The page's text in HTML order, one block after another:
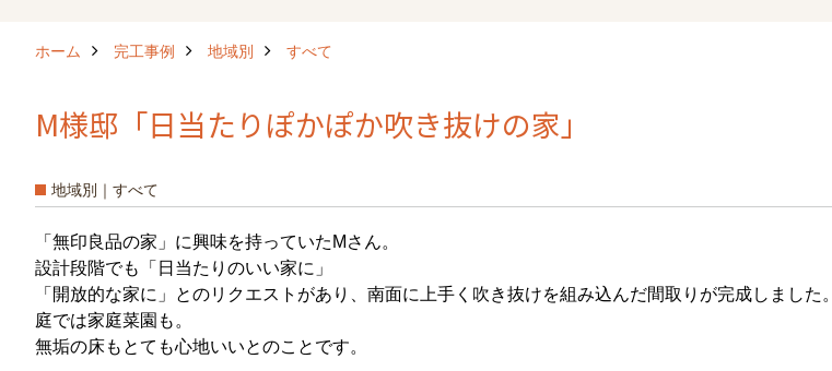
ホーム 完工事例 地域別 すべて
M様邸「日当たりぽかぽか吹き抜けの家」
地域別｜すべて
「無印良品の家」に興味を持っていたMさん。
設計段階でも「日当たりのいい家に」
「開放的な家に」とのリクエストがあり、南面に上手く吹き抜けを組み込んだ間取りが完成しました。
庭では家庭菜園も。
無垢の床もとても心地いいとのことです。